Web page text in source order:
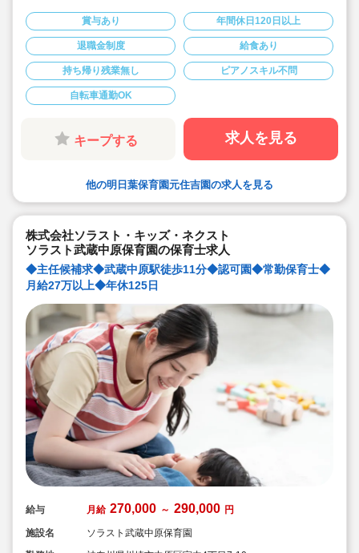
◇月給23.4万円以上、賞与有り、退職金有りの安定した
職場環境！
◇川崎フロンターレスポンサーとしての特典あり(入場券
等)福利厚生充実♪
◇一番の財産は「人財」という考えの元、職員が働きや
すいようワークライフバランスを大切にしています。育
休・産休取得率ほぼ100％！男性の取得も推奨していま
す。
◇充実した研修制度もございますので、未経験の方もブ
ランクがある方も自分に必要な研修を受けることが出来
るので、成長に繋がりやすい環境です！
◇子どもたちが生きる上で重要な「食育」に力を入れて
ます！またその美味しい給食が実費200円で食べること
子どもが毎日を豊かにすごせる保育を通じて、明日をた
賞与あり 年間休日120日以上
退職金制度 給食あり
持ち帰り残業無し ピアノスキル不問
自転車通勤OK
キープする 求人を見る
他の明日葉保育園元住吉園の求人を見る
株式会社ソラスト・キッズ・ネクスト
ソラスト武蔵中原保育園の保育士求人
◆主任候補求◆武蔵中原駅徒歩11分◆認可園◆常勤保育士◆
月給27万以上◆年休125日
給与 月給 270,000 ～ 290,000 円
施設名
ソラスト武蔵中原保育園